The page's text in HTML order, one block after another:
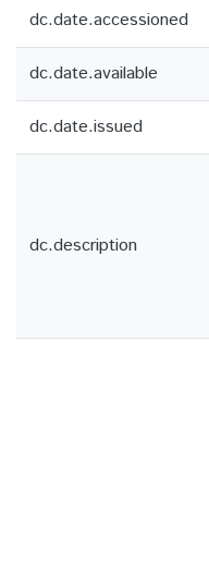
dc.date.accessioned
dc.date.available
dc.date.issued
dc.description